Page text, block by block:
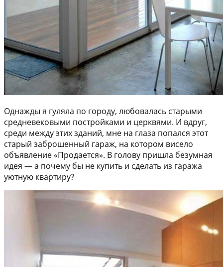
Однажды я гуляла по городу, любовалась старыми
средневековыми постройками и церквями. И вдруг,
среди между этих зданий, мне на глаза попался этот
старый заброшенный гараж, на котором висело
объявление «Продается». В голову пришла безумная
идея — а почему бы не купить и сделать из гаража
уютную квартиру?